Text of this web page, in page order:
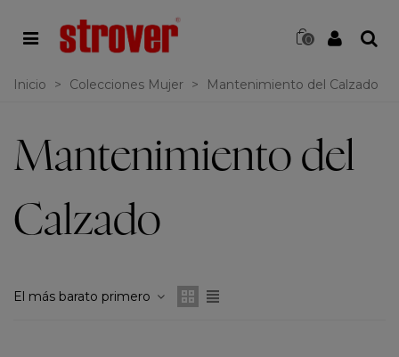
0
Inicio > Colecciones Mujer > Mantenimiento del Calzado
Mantenimiento del
Calzado
El más barato primero